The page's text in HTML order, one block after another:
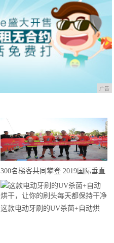
广告
300名梯客共同攀登 2019国际垂直
马拉松超级精英赛顺德海骏达中心
站欢乐开跑
这款电动牙刷的UV杀菌+自动烘